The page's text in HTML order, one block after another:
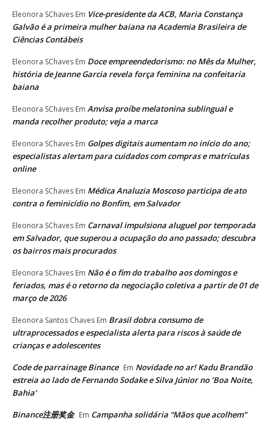
Eleonora SChaves Em Vice-presidente da ACB, Maria Constança
Galvão é a primeira mulher baiana na Academia Brasileira de
Ciências Contábeis
Eleonora SChaves Em Doce empreendedorismo: no Mês da Mulher,
história de Jeanne Garcia revela força feminina na confeitaria
baiana
Eleonora SChaves Em Anvisa proíbe melatonina sublingual e
manda recolher produto; veja a marca
Eleonora SChaves Em Golpes digitais aumentam no início do ano;
especialistas alertam para cuidados com compras e matrículas
online
Eleonora SChaves Em Médica Analuzia Moscoso participa de ato
contra o feminicídio no Bonfim, em Salvador
Eleonora SChaves Em Carnaval impulsiona aluguel por temporada
em Salvador, que superou a ocupação do ano passado; descubra
os bairros mais procurados
Eleonora SChaves Em Não é o fim do trabalho aos domingos e
feriados, mas é o retorno da negociação coletiva a partir de 01 de
março de 2026
Eleonora Santos Chaves Em Brasil dobra consumo de
ultraprocessados e especialista alerta para riscos à saúde de
crianças e adolescentes
Code de parrainage Binance Em Novidade no ar! Kadu Brandão
estreia ao lado de Fernando Sodake e Silva Júnior no ‘Boa Noite,
Bahia’
Binance注册奖金 Em Campanha solidária “Mãos que acolhem”